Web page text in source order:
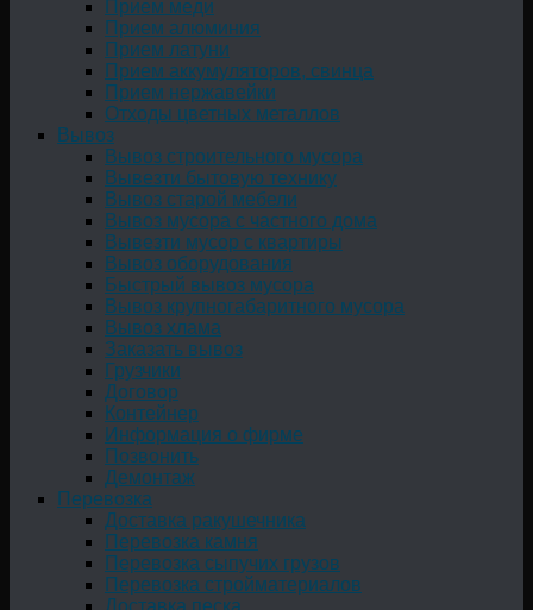
Прием меди
Прием алюминия
Прием латуни
Прием аккумуляторов, свинца
Прием нержавейки
Отходы цветных металлов
Вывоз
Вывоз строительного мусора
Вывезти бытовую технику
Вывоз старой мебели
Вывоз мусора с частного дома
Вывезти мусор с квартиры
Вывоз оборудования
Быстрый вывоз мусора
Вывоз крупногабаритного мусора
Вывоз хлама
Заказать вывоз
Грузчики
Договор
Контейнер
Информация о фирме
Позвонить
Демонтаж
Перевозка
Доставка ракушечника
Перевозка камня
Перевозка сыпучих грузов
Перевозка стройматериалов
Доставка песка